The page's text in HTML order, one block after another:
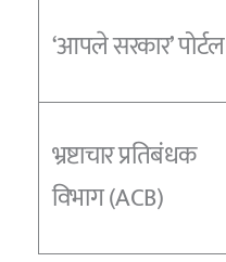
‘आपले सरकार’ पोर्टल
भ्रष्टाचार प्रतिबंधक
विभाग (ACB)